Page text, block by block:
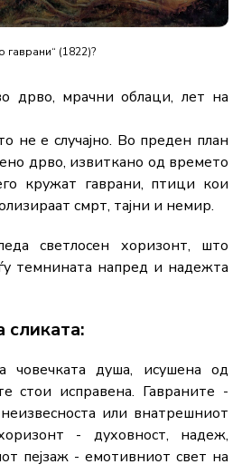
гаврани“ (1822)?
дрво, мрачни облаци, лет на
не е случајно. Во преден план
дрво, извиткано од времето
кружат гаврани, птици кои
смрт, тајни и немир.
светлосен хоризонт, што
темнината напред и надежта
сликата:
душа, исушена од
стои исправена. Гавраните -
или внатрешниот
- духовност, надеж,
пејзаж - емотивниот свет на